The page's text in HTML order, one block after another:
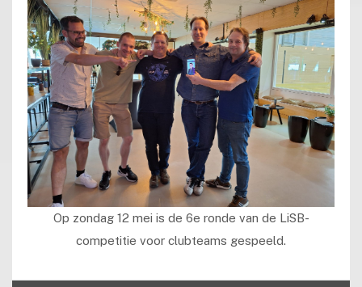
Op zondag 12 mei is de 6e ronde van de LiSB-
competitie voor clubteams gespeeld.